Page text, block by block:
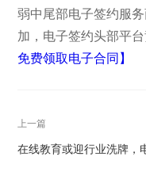
弱中尾部电子签约服
加，电子签约头部平
免费领取电子合同】
上一篇
在线教育或迎行业洗牌，